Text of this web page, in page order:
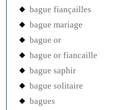
bague fiançailles
bague mariage
bague or
bague or fiancaille
bague saphir
bague solitaire
bagues